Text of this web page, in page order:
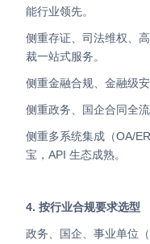
能行业领先。
侧重存证、司法维权、高风控：首选君子签，区块链 + 公证仲
裁一站式服务。
侧重金融合规、金融级
侧重政务、国企合同全
侧重多系统集成（OA/ERP/HR 联动）：首选契约锁、e 签
宝，API 生态成熟。
4. 按行业合规要求选型
政务、国企、事业单位（政务合规 + 私有化）：安证通、契约